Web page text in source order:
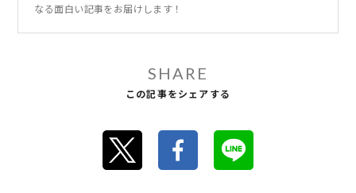
なる面白い記事をお届けします！
SHARE
この記事をシェアする